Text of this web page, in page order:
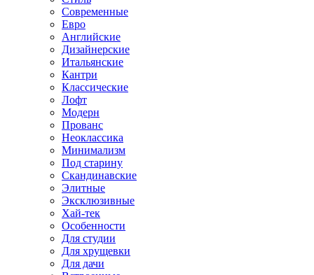
Современные
Евро
Английские
Дизайнерские
Итальянские
Кантри
Классические
Лофт
Модерн
Прованс
Неоклассика
Минимализм
Под старину
Скандинавские
Элитные
Эксклюзивные
Хай-тек
Особенности
Для студии
Для хрущевки
Для дачи